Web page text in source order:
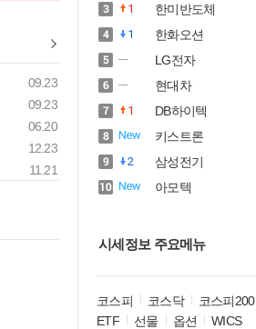
09.23
09.23
06.20
12.23
11.21
1
한미반도체
1
한화오션
LG전자
현대차
1
DB하이텍
키스트론
2
삼성전기
아모텍
시세정보 주요메뉴
코스피 코스닥
코스피200
ETF
선물 옵션
WICS